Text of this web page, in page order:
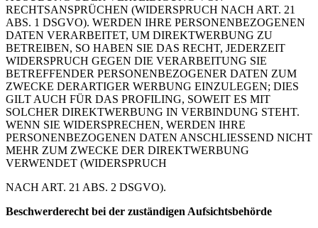
RECHTSANSPRÜCHEN (WIDERSPRUCH NACH ART. 21
ABS. 1 DSGVO). WERDEN IHRE PERSONENBEZOGENEN
DATEN VERARBEITET, UM DIREKTWERBUNG ZU
BETREIBEN, SO HABEN SIE DAS RECHT, JEDERZEIT
WIDERSPRUCH GEGEN DIE VERARBEITUNG SIE
BETREFFENDER PERSONENBEZOGENER DATEN ZUM
ZWECKE DERARTIGER WERBUNG EINZULEGEN; DIES
GILT AUCH FÜR DAS PROFILING, SOWEIT ES MIT
SOLCHER DIREKTWERBUNG IN VERBINDUNG STEHT.
WENN SIE WIDERSPRECHEN, WERDEN IHRE
PERSONENBEZOGENEN DATEN ANSCHLIESSEND NICHT
MEHR ZUM ZWECKE DER DIREKTWERBUNG
VERWENDET (WIDERSPRUCH
NACH ART. 21 ABS. 2 DSGVO).
Beschwerderecht bei der zuständigen Aufsichtsbehörde